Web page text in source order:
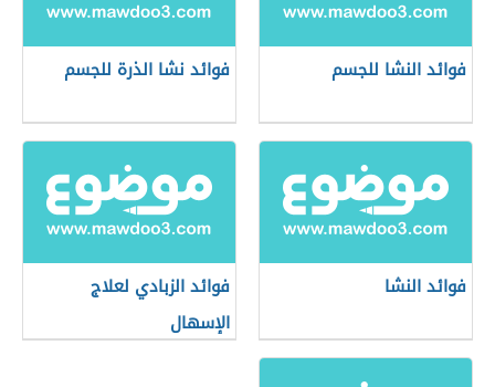
فوائد النشا للجسم فوائد نشا الذرة للجسم
فوائد النشا
فوائد الزبادي لعلاج
الإسهال